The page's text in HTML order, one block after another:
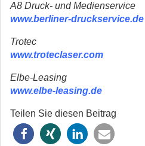
A8 Druck- und Medienservice
www.berliner-druckservice.de
Trotec
www.troteclaser.com
Elbe-Leasing
www.elbe-leasing.de
Teilen Sie diesen Beitrag